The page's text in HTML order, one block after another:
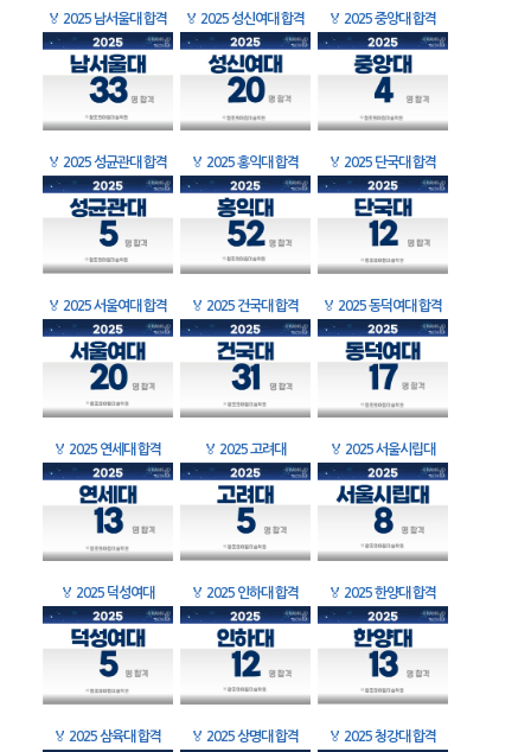
🏅 2025 남서울대 합격 🏅 2025 성신여대 합격 🏅 2025 중앙대 합격
🏅 2025 성균관대 합격 🏅 2025 홍익대 합격 🏅 2025 단국대 합격
🏅 2025 서울여대 합격 🏅 2025 건국대 합격 🏅 2025 동덕여대 합격
🏅 2025 연세대 합격 🏅 2025 고려대 🏅 2025 서울시립대
🏅 2025 덕성여대 🏅 2025 인하대 합격 🏅 2025 한양대 합격
🏅 2025 삼육대 합격 🏅 2025 상명대 합격 🏅 2025 청강대 합격